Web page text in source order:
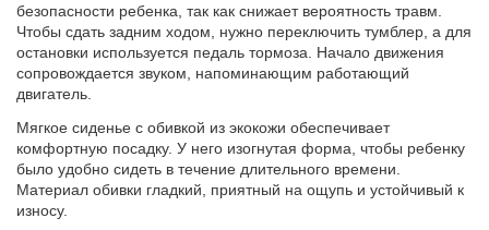
безопасности ребенка, так как снижает вероятность травм.
Чтобы сдать задним ходом, нужно переключить тумблер, а для
остановки используется педаль тормоза. Начало движения
сопровождается звуком, напоминающим работающий
двигатель
Мягкое сиденье с обивкой из экокожи обеспечивает
комфортную посадку. У него изогнутая форма, чтобы ребенку
былоудобно сидеть в течение длительного времени.
Материал обивки гладкий, приятный на ощупь и устойчивый к
износу.